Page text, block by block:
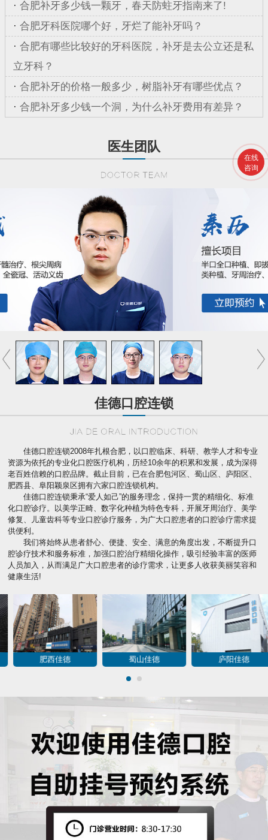
· 合肥补牙多少钱一颗牙，春天防蛀牙指南来了!
· 合肥牙科医院哪个好，牙烂了能补牙吗？
· 合肥有哪些比较好的牙科医院，补牙是去公立还是私
立牙科？
· 合肥补牙的价格一般多少，树脂补牙有哪些优点？
· 合肥补牙多少钱一个洞，为什么补牙费用有差异？
医生团队
佳德口腔连锁
佳德口腔连锁2008年扎根合肥，以口腔临床、科研、教学人才和专业
资源为依托的专业化口腔医疗机构，历经10余年的积累和发展，成为深得
老百姓信赖的口腔品牌。截止目前，已在合肥包河区、蜀山区、庐阳区、
肥西县、阜阳颖泉区拥有六家口腔连锁机构。
佳德口腔连锁秉承“爱人如己”的服务理念，保持一贯的精细化、标准
化口腔诊疗。以美学正畸、数字化种植为特色专科，开展牙周治疗、美学
修复、儿童齿科等专业口腔诊疗服务，为广大口腔患者的口腔诊疗需求提
供便利。
我们将始终从患者舒心、便捷、安全、满意的角度出发，不断提升口
腔诊疗技术和服务标准，加强口腔治疗精细化操作，吸引经验丰富的医师
人员加入，从而满足广大口腔患者的诊疗需求，让更多人收获美丽笑容和
健康生活!
包河佳德 肥西佳德 蜀山佳德
在线
咨询